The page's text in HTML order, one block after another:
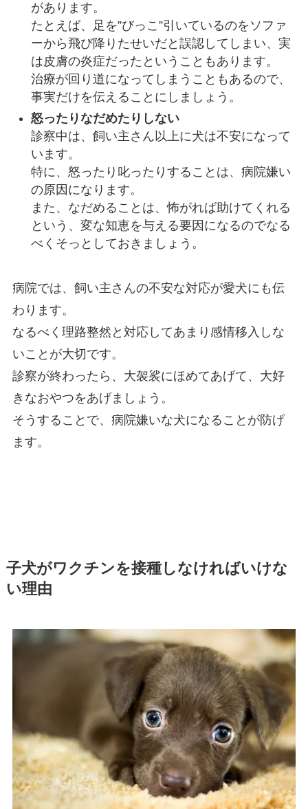
があります。
たとえば、足を”びっこ”引いているのをソファ
ーから飛び降りたせいだと誤認してしまい、実
は皮膚の炎症だったということもあります。
治療が回り道になってしまうこともあるので、
事実だけを伝えることにしましょう。
怒ったりなだめたりしない
診察中は、飼い主さん以上に犬は不安になって
います。
特に、怒ったり叱ったりすることは、病院嫌い
の原因になります。
また、なだめることは、怖がれば助けてくれる
という、変な知恵を与える要因になるのでなる
べくそっとしておきましょう。
病院では、飼い主さんの不安な対応が愛犬にも伝
わります。
なるべく理路整然と対応してあまり感情移入しな
いことが大切です。
診察が終わったら、大袈裟にほめてあげて、大好
きなおやつをあげましょう。
そうすることで、病院嫌いな犬になることが防げ
ます。
子犬がワクチンを接種しなければいけな
い理由